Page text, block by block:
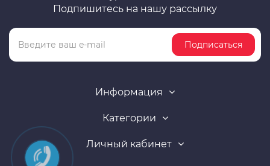
Подпишитесь на нашу рассылку
Подписаться
Информация
Категории
Личный кабинет